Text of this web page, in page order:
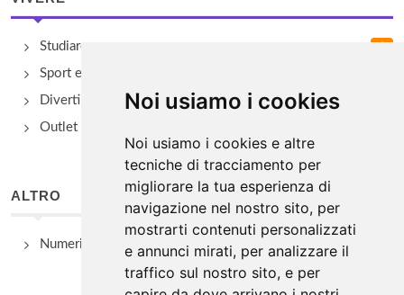
Noi usiamo i cookies
Noi usiamo i cookies e altre
tecniche di tracciamento per
migliorare la tua esperienza di
navigazione nel nostro sito, per
mostrarti contenuti personalizzati
e annunci mirati, per analizzare il
traffico sul nostro sito, e per
Studiare
Sport e Benessere
Divertimento e Natura
Outlet e spacci aziendali
ALTRO
Numeri Utili